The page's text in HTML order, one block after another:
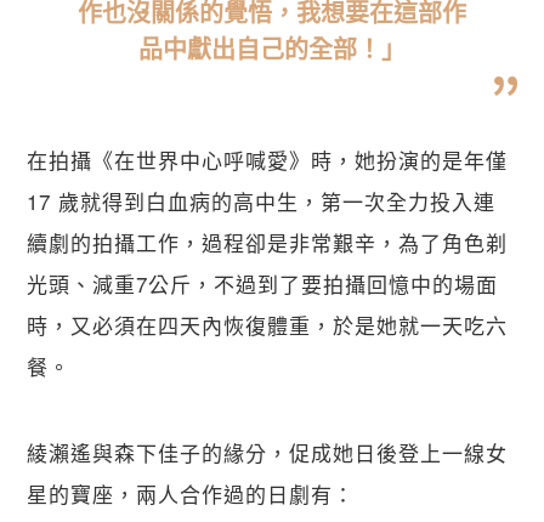
作也沒關係的覺悟，我想要在這部作
品中獻出自己的全部！」
在拍攝《在世界中心呼喊愛》時，她扮演的是年僅
17 歲就得到白血病的高中生，第一次全力投入連
續劇的拍攝工作，過程卻是非常艱辛，為了角色剃
光頭、減重7公斤，不過到了要拍攝回憶中的場面
時，又必須在四天內恢復體重，於是她就一天吃六
餐。
綾瀨遙與森下佳子的緣分，促成她日後登上一線女
星的寶座，兩人合作過的日劇有：